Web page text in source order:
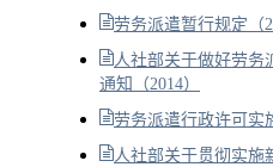
劳务派遣暂行规定（
人社部关于做好劳务
通知（2014）
劳务派遣行政许可实
人社部关于贯彻实施